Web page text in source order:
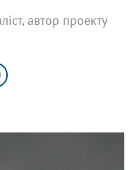
автор проекту